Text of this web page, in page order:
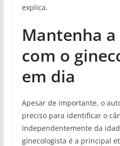
explica.
Mantenha
com o
em dia
Apesar de importante, o
preciso para identificar o
Independentemente da
ginecologista é a principal